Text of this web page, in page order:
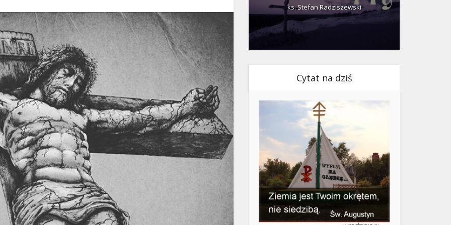
ks. Stefan Radziszewski
Cytat na dziś